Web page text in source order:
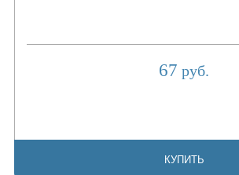
67 руб.
КУПИТЬ